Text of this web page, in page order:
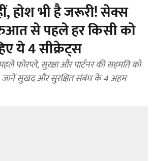
होश भी है जरूरी! सेक्स
से पहले हर किसी को
ये 4 सीक्रेट्स
सुरक्षा और पार्टनर की सहमति को
जानें सुखद और सुरक्षित संबंध के 4 अहम